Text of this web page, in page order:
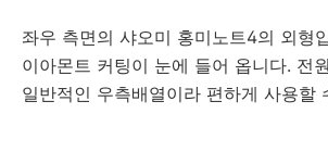
좌우 측면의 샤오미 홍미노트4의 외형
이아몬트 커팅이 눈에 들어 옵니다. 전
일반적인 우측배열이라 편하게 사용할